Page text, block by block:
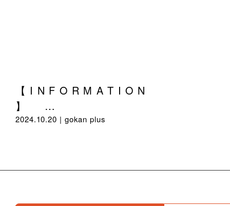
【 I N F O R M A T I O N
】 …
2024.10.20 | gokan plus